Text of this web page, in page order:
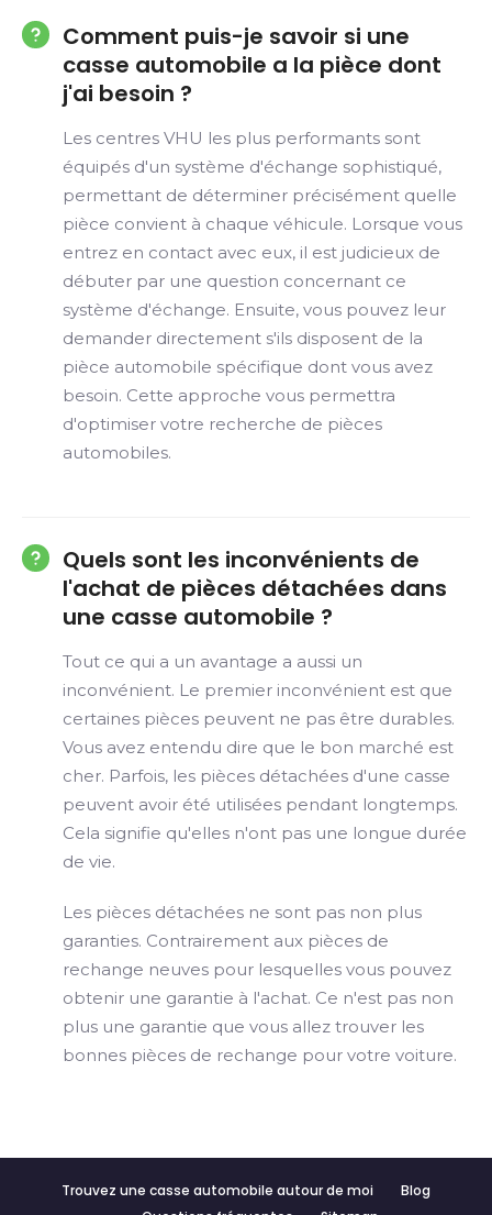
Comment puis-je savoir si une
casse automobile a la pièce dont
j'ai besoin ?
Les centres VHU les plus performants sont
équipés d'un système d'échange sophistiqué,
permettant de déterminer précisément quelle
pièce convient à chaque véhicule. Lorsque vous
entrez en contact avec eux, il est judicieux de
débuter par une question concernant ce
système d'échange. Ensuite, vous pouvez leur
demander directement s'ils disposent de la
pièce automobile spécifique dont vous avez
besoin. Cette approche vous permettra
d'optimiser votre recherche de pièces
automobiles.
Quels sont les inconvénients de
l'achat de pièces détachées dans
une casse automobile ?
Tout ce qui a un avantage a aussi un
inconvénient. Le premier inconvénient est que
certaines pièces peuvent ne pas être durables.
Vous avez entendu dire que le bon marché est
cher. Parfois, les pièces détachées d'une casse
peuvent avoir été utilisées pendant longtemps.
Cela signifie qu'elles n'ont pas une longue durée
de vie.
Les pièces détachées ne sont pas non plus
garanties. Contrairement aux pièces de
rechange neuves pour lesquelles vous pouvez
obtenir une garantie à l'achat. Ce n'est pas non
plus une garantie que vous allez trouver les
bonnes pièces de rechange pour votre voiture.
Trouvez une casse automobile autour de moi
Blog